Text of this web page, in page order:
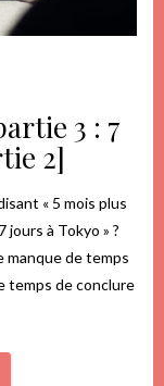
3 : 7
2]
« 5 mois plus
jours à Tokyo » ?
manque de temps
temps de conclure